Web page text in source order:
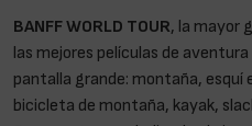
BANFF WORLD TOUR, la mayor
las mejores películas de
pantalla grande: montaña,
bicicleta de montaña, kayak,